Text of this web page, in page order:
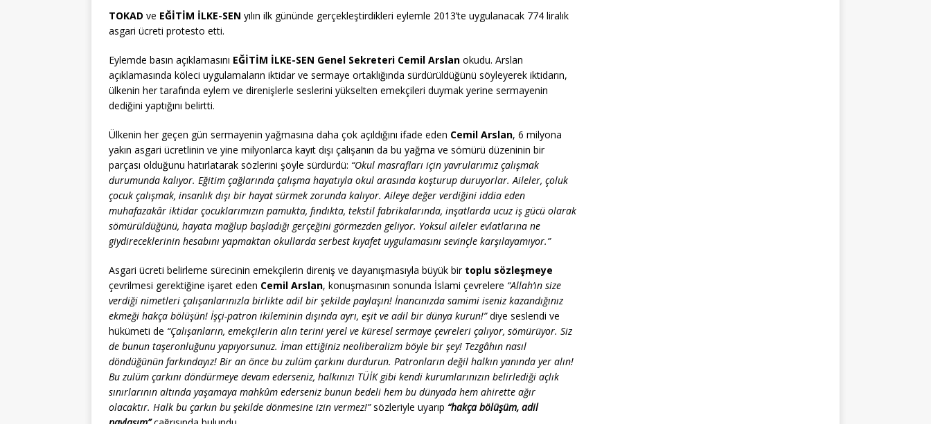
TOKAD ve EĞİTİM İLKE-SEN yılın ilk gününde gerçekleştirdikleri eylemle 2013’te uygulanacak 774 liralık
asgari ücreti protesto etti.
Eylemde basın açıklamasını EĞİTİM İLKE-SEN Genel Sekreteri Cemil Arslan okudu. Arslan
açıklamasında köleci uygulamaların iktidar ve sermaye ortaklığında sürdürüldüğünü söyleyerek iktidarın,
ülkenin her tarafında eylem ve direnişlerle seslerini yükselten emekçileri duymak yerine sermayenin
dediğini yaptığını belirtti.
Ülkenin her geçen gün sermayenin yağmasına daha çok açıldığını ifade eden Cemil Arslan, 6 milyona
yakın asgari ücretlinin ve yine milyonlarca kayıt dışı çalışanın da bu yağma ve sömürü düzeninin bir
parçası olduğunu hatırlatarak sözlerini şöyle sürdürdü: “Okul masrafları için yavrularımız çalışmak
durumunda kalıyor. Eğitim çağlarında çalışma hayatıyla okul arasında koşturup duruyorlar. Aileler, çoluk
çocuk çalışmak, insanlık dışı bir hayat sürmek zorunda kalıyor. Aileye değer verdiğini iddia eden
muhafazakâr iktidar çocuklarımızın pamukta, fındıkta, tekstil fabrikalarında, inşatlarda ucuz iş gücü olarak
sömürüldüğünü, hayata mağlup başladığı gerçeğini görmezden geliyor. Yoksul aileler evlatlarına ne
giydireceklerinin hesabını yapmaktan okullarda serbest kıyafet uygulamasını sevinçle karşılayamıyor.”
Asgari ücreti belirleme sürecinin emekçilerin direniş ve dayanışmasıyla büyük bir toplu sözleşmeye
çevrilmesi gerektiğine işaret eden Cemil Arslan, konuşmasının sonunda İslami çevrelere “Allah’ın size
verdiği nimetleri çalışanlarınızla birlikte adil bir şekilde paylaşın! İnancınızda samimi iseniz kazandığınız
ekmeği hakça bölüşün! İşçi-patron ikileminin dışında ayrı, eşit ve adil bir dünya kurun!”diye seslendi ve
hükümeti de “Çalışanların, emekçilerin alın terini yerel ve küresel sermaye çevreleri çalıyor, sömürüyor. Siz
de bunun taşeronluğunu yapıyorsunuz. İman ettiğiniz neoliberalizm böyle bir şey! Tezgâhın nasıl
döndüğünün farkındayız! Bir an önce bu zulüm çarkını durdurun. Patronların değil halkın yanında yer alın!
Bu zulüm çarkını döndürmeye devam ederseniz, halkınızı TÜİK gibi kendi kurumlarınızın belirlediği açlık
sınırlarının altında yaşamaya mahkûm ederseniz bunun bedeli hem bu dünyada hem ahirette ağır
olacaktır. Halk bu çarkın bu şekilde dönmesine izin vermez!”sözleriyle uyarıp “hakça bölüşüm, adil